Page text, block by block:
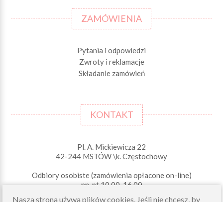
ZAMÓWIENIA
Pytania i odpowiedzi
Zwroty i reklamacje
Składanie zamówień
KONTAKT
Pl. A. Mickiewicza 22
42-244 MSTÓW \k. Częstochowy
Odbiory osobiste (zamówienia opłacone on-line)
pn-pt 10.00-16.00
sklep@morelkowe.pl
Nasza strona używa plików cookies. Jeśli nie chcesz, by